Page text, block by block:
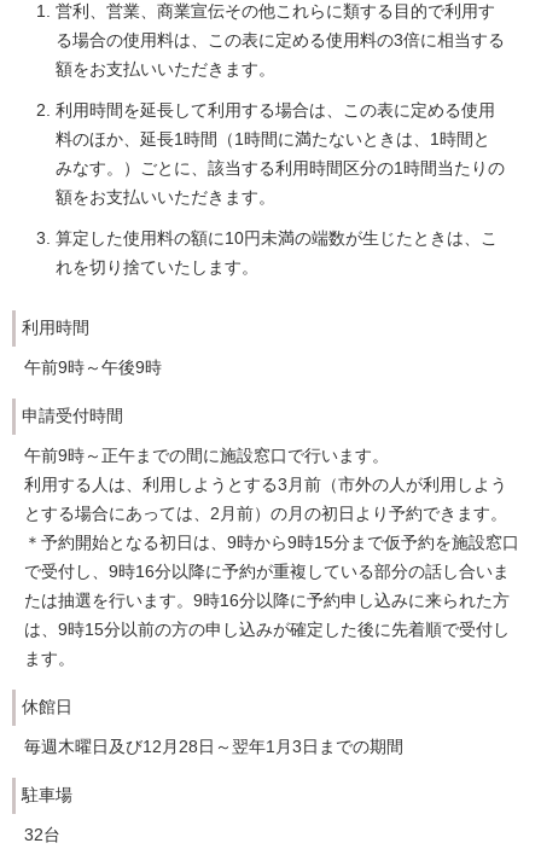
営利、営業、商業宣伝その他これらに類する目的で利用す
る場合の使用料は、この表に定める使用料の3倍に相当する
額をお支払いいただきます。
利用時間を延長して利用する場合は、この表に定める使用
料のほか、延長1時間（1時間に満たないときは、1時間と
みなす。）ごとに、該当する利用時間区分の1時間当たりの
額をお支払いいただきます。
算定した使用料の額に10円未満の端数が生じたときは、こ
れを切り捨ていたします。
利用時間
午前9時～午後9時
申請受付時間
午前9時～正午までの間に施設窓口で行います。
利用する人は、利用しようとする3月前（市外の人が利用しよう
とする場合にあっては、2月前）の月の初日より予約できます。
＊予約開始となる初日は、9時から9時15分まで仮予約を施設窓口
で受付し、9時16分以降に予約が重複している部分の話し合いま
たは抽選を行います。9時16分以降に予約申し込みに来られた方
は、9時15分以前の方の申し込みが確定した後に先着順で受付し
ます。
休館日
毎週木曜日及び12月28日～翌年1月3日までの期間
駐車場
32台